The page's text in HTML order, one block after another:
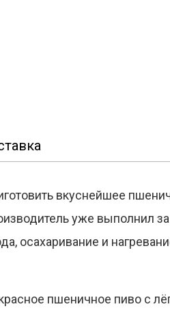
вкуснейшее
уже выполнил
осахаривание и
пшеничное пиво с